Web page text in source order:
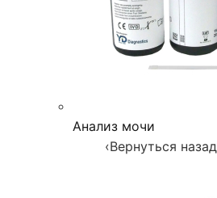
Анализ мочи
‹Вернуться назад